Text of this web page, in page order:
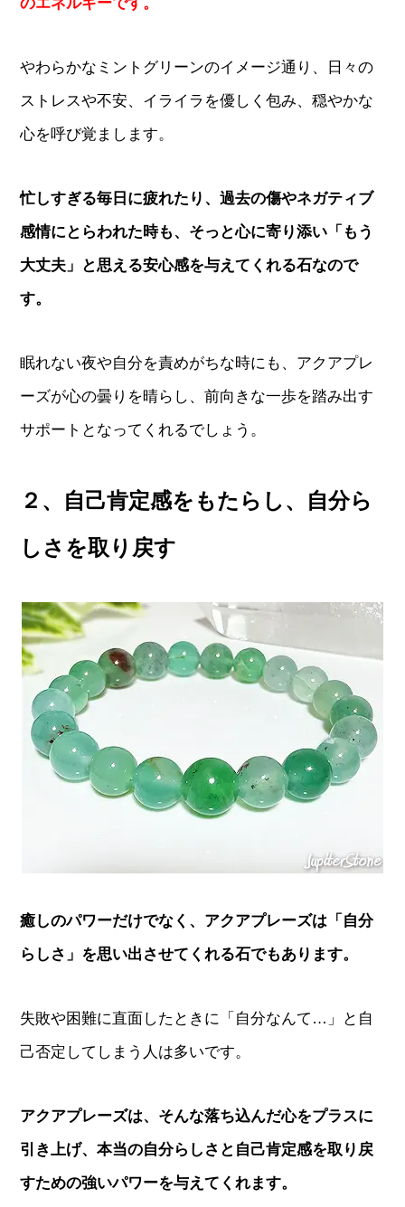
やわらかなミントグリーンのイメージ通り、日々の
ストレスや不安、イライラを優しく包み、穏やかな
心を呼び覚まします。
忙しすぎる毎日に疲れたり、過去の傷やネガティブ
感情にとらわれた時も、そっと心に寄り添い「もう
大丈夫」と思える安心感を与えてくれる石なので
す。
眠れない夜や自分を責めがちな時にも、アクアプレ
ーズが心の曇りを晴らし、前向きな一歩を踏み出す
サポートとなってくれるでしょう。
２、自己肯定感をもたらし、自分ら
しさを取り戻す
癒しのパワーだけでなく、アクアプレーズは「自分
らしさ」を思い出させてくれる石でもあります。
失敗や困難に直面したときに「自分なんて…」と自
己否定してしまう人は多いです。
アクアプレーズは、そんな落ち込んだ心をプラスに
引き上げ、本当の自分らしさと自己肯定感を取り戻
すための強いパワーを与えてくれます。